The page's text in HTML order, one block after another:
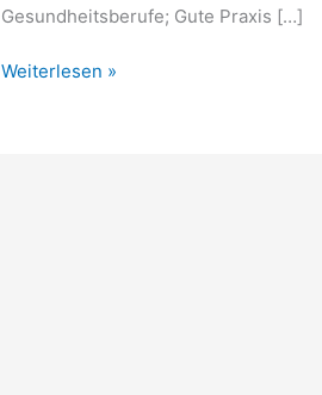
Gesundheitsberufe; Gute Praxis […]
Glossar
Weiterlesen »